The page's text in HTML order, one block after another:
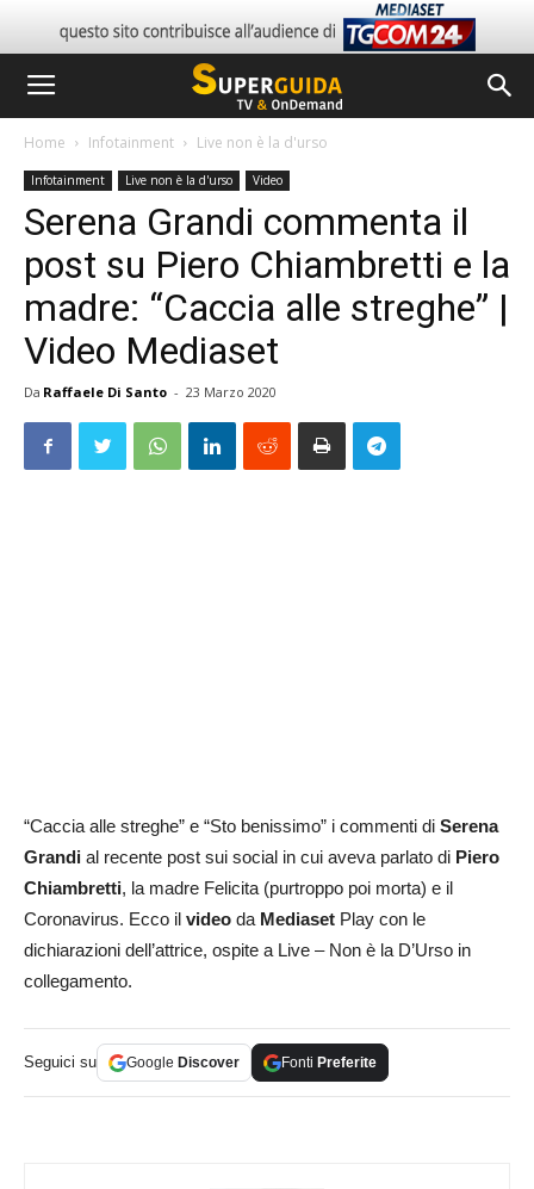
Home Infotainment Live non è la d'urso
Infotainment Live non è la d'urso Video
Serena Grandi commenta il
post su Piero Chiambretti e la
madre: “Caccia alle streghe” |
Video Mediaset
Da Raffaele Di Santo - 23 Marzo 2020
“Caccia alle streghe” e “Sto benissimo” i commenti di Serena
Grandi al recente post sui social in cui aveva parlato di Piero
Chiambretti, la madre Felicita (purtroppo poi morta) e il
Coronavirus. Ecco il video da Mediaset Play con le
dichiarazioni dell’attrice, ospite a Live – Non è la D’Urso in
collegamento.
Seguici su Google Discover Fonti Preferite